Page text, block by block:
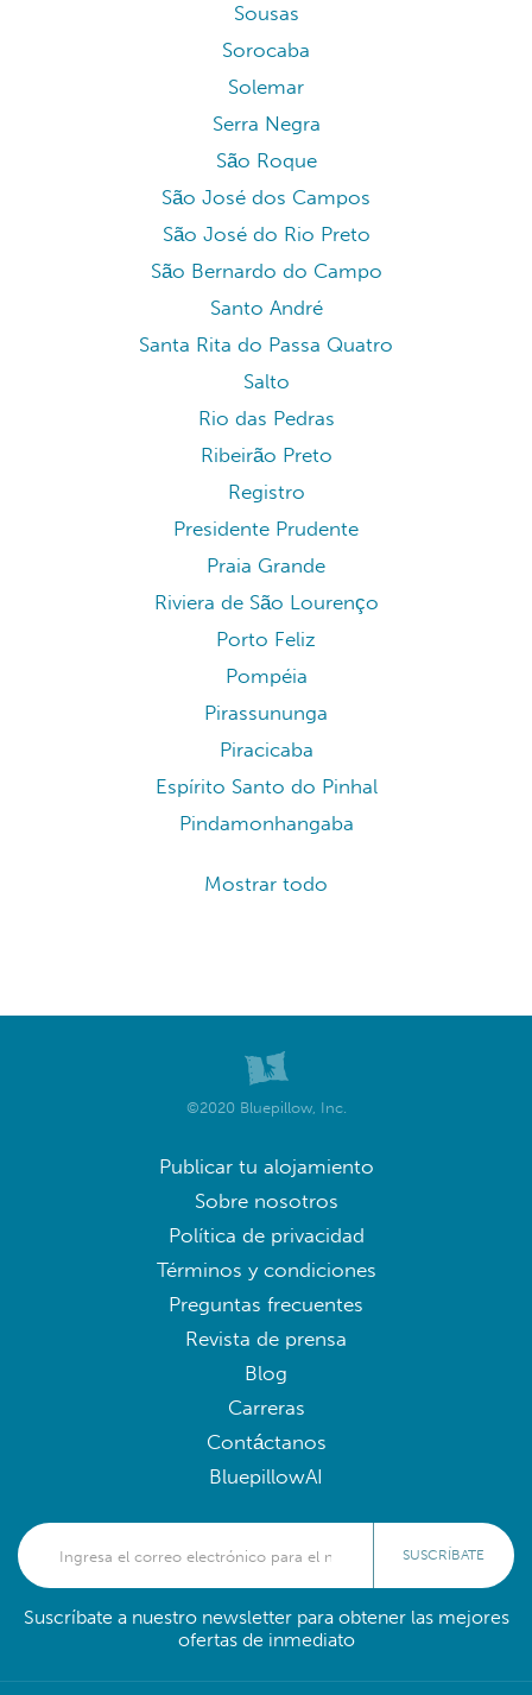
Sousas
Sorocaba
Solemar
Serra Negra
São Roque
São José dos Campos
São José do Rio Preto
São Bernardo do Campo
Santo André
Santa Rita do Passa Quatro
Salto
Rio das Pedras
Ribeirão Preto
Registro
Presidente Prudente
Praia Grande
Riviera de São Lourenço
Porto Feliz
Pompéia
Pirassununga
Piracicaba
Espírito Santo do Pinhal
Pindamonhangaba
Mostrar todo
©2020 Bluepillow, Inc.
Publicar tu alojamiento
Sobre nosotros
Política de privacidad
Términos y condiciones
Preguntas frecuentes
Revista de prensa
Blog
Carreras
Contáctanos
BluepillowAI
SUSCRÍBATE
Suscríbate a nuestro newsletter para obtener las mejores
ofertas de inmediato